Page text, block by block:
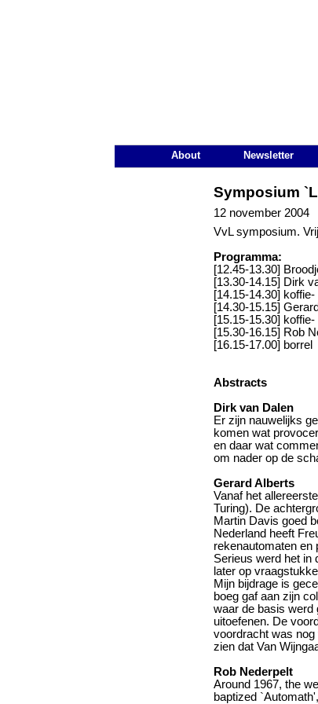
De Nederlandse
Main Page Navigation
About Newsletter
Symposium
12 november 2004
VvL symposium.
Programma:
[12.45-13.30]
[13.30-14.15] Dirk
[14.15-14.30]
[14.30-15.15]
[15.15-15.30]
[15.30-16.15] Rob
[16.15-17.00] borrel
Abstracts
Dirk van Dalen
Er zijn nauwelijks
komen wat
en daar wat
om nader op de
Gerard Alberts
Vanaf het
Turing). De
Martin Davis goed
Nederland heeft
rekenautomaten en
Serieus werd het in
later op
Mijn bijdrage is
boeg gaf aan zijn
waar de basis werd
uitoefenen. De
voordracht was
zien dat Van
Rob Nederpelt
Around 1967, the
baptized